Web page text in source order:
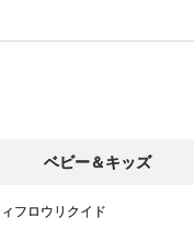
ベビー＆キッズ
フロウリクイド